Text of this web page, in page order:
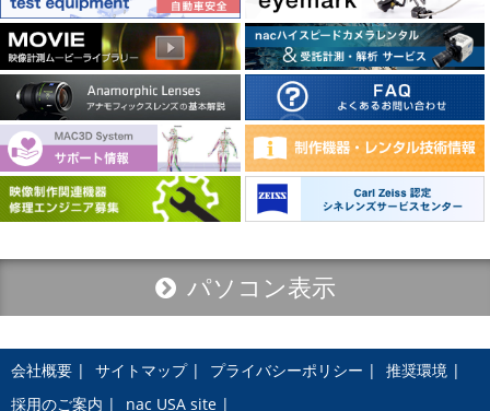
パソコン表示
会社概要 サイトマップ プライバシーポリシー
推奨環境
採用のご案内
nac USA site